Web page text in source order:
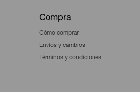
Compra
Cómo comprar
Envíos y cambios
Términos y condiciones